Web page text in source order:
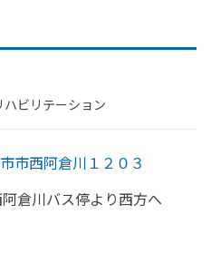
ビリテーション
市西阿倉川１２０３
倉川バス停より西方へ